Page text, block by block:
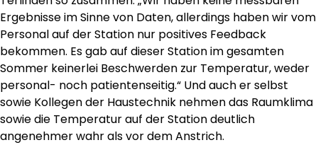
Ergebnisse im Sinne von Daten, allerdings haben wir vom
Personal auf der Station nur positives Feedback
bekommen. Es gab auf dieser Station im gesamten
Sommer keinerlei Beschwerden zur Temperatur, weder
personal- noch patientenseitig.“ Und auch er selbst
sowie Kollegen der Haustechnik nehmen das Raumklima
sowie die Temperatur auf der Station deutlich
angenehmer wahr als vor dem Anstrich.